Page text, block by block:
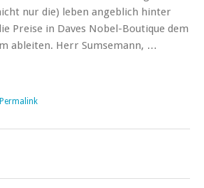
nur die) leben angeblich hinter
Preise in Daves Nobel-Boutique dem
ableiten. Herr Sumsemann, …
Permalink